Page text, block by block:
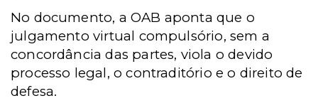
No documento, a OAB aponta que o
julgamento virtual compulsório, sem a
concordância das partes, viola o devido
processo legal, o contraditório e o direito de
defesa.